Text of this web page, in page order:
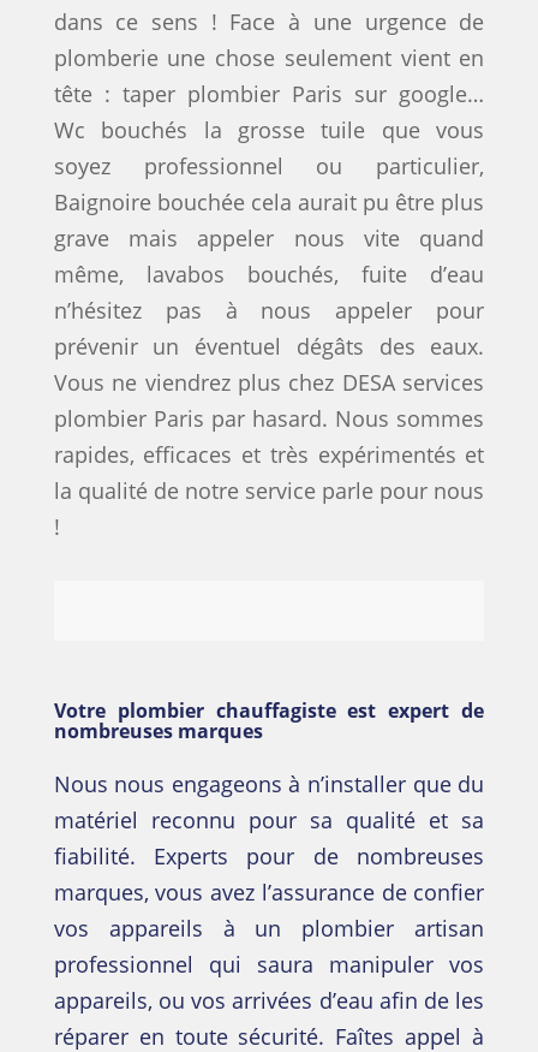
dans ce sens ! Face à une urgence de
plomberie une chose seulement vient en
tête : taper plombier Paris sur google…
Wc bouchés la grosse tuile que vous
soyez professionnel ou particulier,
Baignoire bouchée cela aurait pu être plus
grave mais appeler nous vite quand
même, lavabos bouchés, fuite d’eau
n’hésitez pas à nous appeler pour
prévenir un éventuel dégâts des eaux.
Vous ne viendrez plus chez DESA services
plombier Paris par hasard. Nous sommes
rapides, efficaces et très expérimentés et
la qualité de notre service parle pour nous
!
Votre plombier chauffagiste est expert de
nombreuses marques
Nous nous engageons à n’installer que du
matériel reconnu pour sa qualité et sa
fiabilité. Experts pour de nombreuses
marques, vous avez l’assurance de confier
vos appareils à un plombier artisan
professionnel qui saura manipuler vos
appareils, ou vos arrivées d’eau afin de les
réparer en toute sécurité. Faîtes appel à